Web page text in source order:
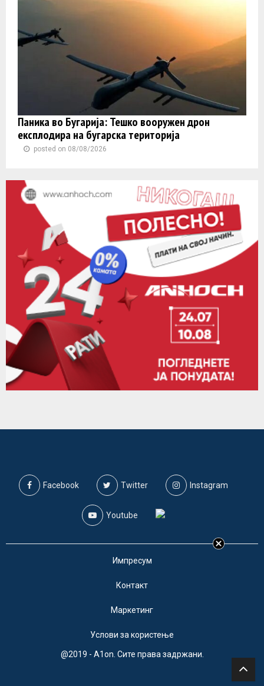
Паника во Бугарија: Тешко вооружен дрон
експлодира на бугарска територија
posted on 08/08/2026
Facebook Twitter Instagram
Youtube
Импресум
Контакт
Маркетинг
Услови за користење
@2019 - A1on. Сите права задржани.